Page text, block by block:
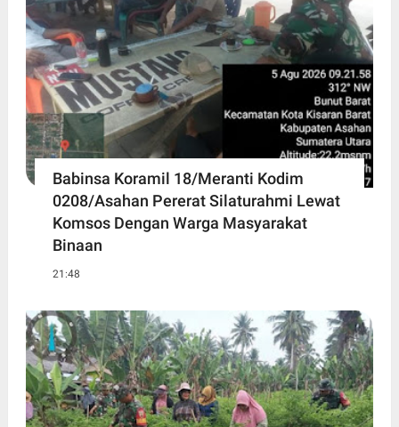
Babinsa Koramil 18/Meranti Kodim
0208/Asahan Pererat Silaturahmi Lewat
Komsos Dengan Warga Masyarakat
Binaan
21:48